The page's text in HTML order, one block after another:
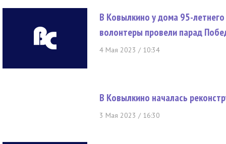
В Ковылкино у дома 95-
волонтеры провели парад
4 Мая 2023 / 10:34
В Ковылкино началась
3 Мая 2023 / 16:30